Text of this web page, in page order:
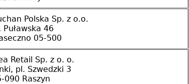
Polska Sp. z o.o.
Puławska 46
05-500
Retail Sp. z o. o.
pl. Szwedzki 3
090 Raszyn